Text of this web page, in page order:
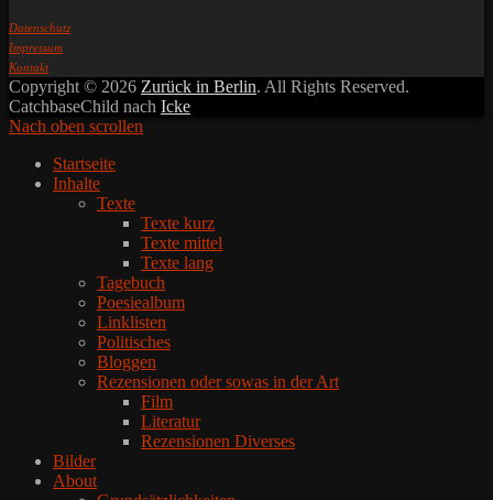
Datenschutz
Impressum
Kontakt
Copyright © 2026 Zurück in Berlin. All Rights Reserved.
CatchbaseChild nach Icke
Nach oben scrollen
Startseite
Inhalte
Texte
Texte kurz
Texte mittel
Texte lang
Tagebuch
Poesiealbum
Linklisten
Politisches
Bloggen
Rezensionen oder sowas in der Art
Film
Literatur
Rezensionen Diverses
Bilder
About